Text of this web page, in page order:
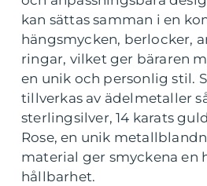
kan sättas samman i en
hängsmycken, berlocker,
ringar, vilket ger bäraren
en unik och personlig stil.
tillverkas av ädelmetaller
sterlingsilver, 14 karats
Rose, en unik
material ger smyckena en
hållbarhet.